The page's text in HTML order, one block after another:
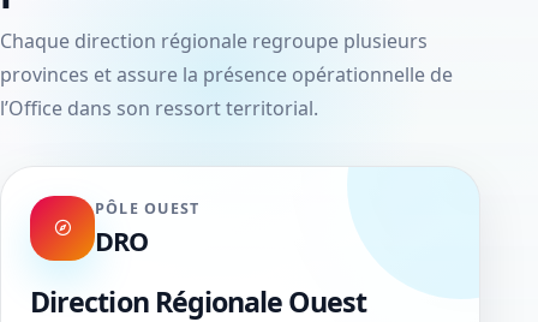
Chaque direction régionale regroupe plusieurs
provinces et assure la présence opérationnelle de
l’Office dans son ressort territorial.
PÔLE OUEST
DRO
Direction Régionale Ouest